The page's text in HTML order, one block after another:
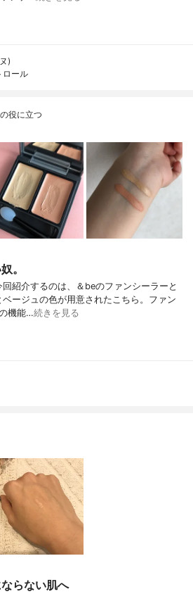
)
ロール
役に立つ
。
紹介するのは、＆beのファンシーラーと
ージュの色が用意されたこちら。ファン
機能…続きを見る
らない肌へ